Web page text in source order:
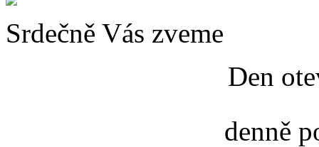
Srdečně Vás zveme
Den
denně